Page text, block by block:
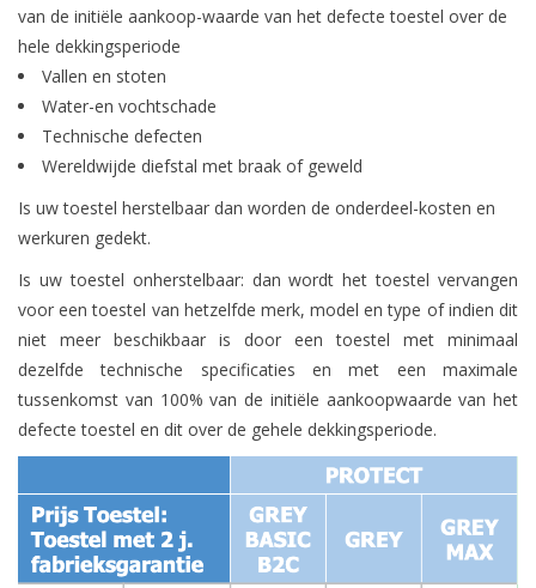
van de initiële aankoop-waarde van het defecte toestel over de
hele dekkingsperiode
Vallen en stoten
Water-en vochtschade
Technische defecten
Wereldwijde diefstal met braak of geweld
Is uw toestel herstelbaar dan worden de onderdeel-kosten en
werkuren gedekt.
Is uw toestel onherstelbaar: dan wordt het toestel vervangen
voor een toestel van hetzelfde merk, model en type of indien dit
niet meer beschikbaar is door een toestel met minimaal
dezelfde technische specificaties en met een maximale
tussenkomst van 100% van de initiële aankoopwaarde van het
defecte toestel en dit over de gehele dekkingsperiode.